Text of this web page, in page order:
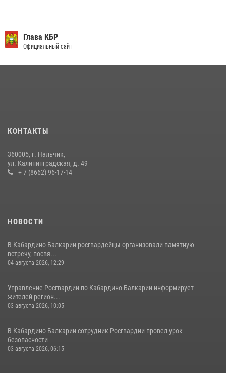
округе Росгвардии
09 июля 2026, 08:36
НАЧАЛЬНИК УПРАВЛЕНИЯ РОСГВАРДИИ ПО КАБАРДИНО-
БАЛКАРСКОЙ РЕСПУБЛИКЕ ПРОВЕДЕТ ПРИЕМ ГРАЖДАН
Глава КБР
Официальный сайт
КОНТАКТЫ
360005, г. Нальчик,
ул. Калининградская, д. 49
+ 7 (8662) 96-17-14
НОВОСТИ
В Кабардино-Балкарии росгвардейцы организовали памятную
встречу, посвя...
04 августа 2026, 12:29
Управление Росгвардии по Кабардино-Балкарии информирует
жителей регион...
03 августа 2026, 10:05
В Кабардино‑Балкарии сотрудник Росгвардии провел урок
безопасности
03 августа 2026, 06:15